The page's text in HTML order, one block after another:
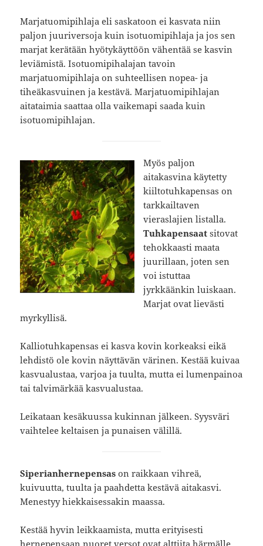
Marjatuomipihlaja eli saskatoon ei kasvata niin
paljon juuriversoja kuin isotuomipihlaja ja jos sen
marjat kerätään hyötykäyttöön vähentää se kasvin
leviämistä. Isotuomipihalajan tavoin
marjatuomipihlaja on suhteellisen nopea- ja
tiheäkasvuinen ja kestävä. Marjatuomipihlajan
aitataimia saattaa olla vaikemapi saada kuin
isotuomipihlajan.
Myös paljon
aitakasvina käytetty
kiiltotuhkapensas on
tarkkailtaven
vieraslajien listalla.
Tuhkapensaat sitovat
tehokkaasti maata
juurillaan, joten sen
voi istuttaa
jyrkkäänkin luiskaan.
Marjat ovat lievästi
myrkyllisä.
Kalliotuhkapensas ei kasva kovin korkeaksi eikä
lehdistö ole kovin näyttävän värinen. Kestää kuivaa
kasvualustaa, varjoa ja tuulta, mutta ei lumenpainoa
tai talvimärkää kasvualustaa.
Leikataan kesäkuussa kukinnan jälkeen. Syysväri
vaihtelee keltaisen ja punaisen välillä.
Siperianhernepensas on raikkaan vihreä,
kuivuutta, tuulta ja paahdetta kestävä aitakasvi.
Menestyy hiekkaisessakin maassa.
Kestää hyvin leikkaamista, mutta erityisesti